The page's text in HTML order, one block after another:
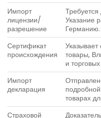
Импорт
лицензии/
разрешение
Указание
Германию.
Сертификат
происхождения
товары,
и
Импорт
декларация
товарах
Страховой